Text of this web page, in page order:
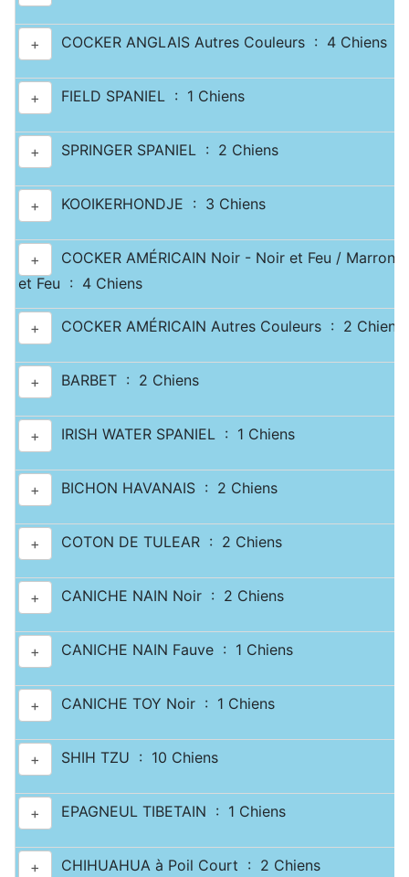
+ COCKER ANGLAIS Autres Couleurs : 4 Chiens
+ FIELD SPANIEL : 1 Chiens
+ SPRINGER SPANIEL : 2 Chiens
+ KOOIKERHONDJE : 3 Chiens
+
COCKER AMÉRICAIN Noir - Noir et Feu / Marron
et Feu : 4 Chiens
+ COCKER AMÉRICAIN Autres Couleurs : 2 Chiens
+ BARBET : 2 Chiens
+ IRISH WATER SPANIEL : 1 Chiens
+ BICHON HAVANAIS : 2 Chiens
+ COTON DE TULEAR : 2 Chiens
+ CANICHE NAIN Noir : 2 Chiens
+ CANICHE NAIN Fauve : 1 Chiens
+ CANICHE TOY Noir : 1 Chiens
+ SHIH TZU : 10 Chiens
+ EPAGNEUL TIBETAIN : 1 Chiens
+ CHIHUAHUA à Poil Court : 2 Chiens